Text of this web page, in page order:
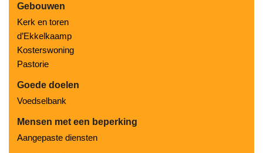
Gebouwen
Kerk en toren
d’Ekkelkaamp
Kosterswoning
Pastorie
Goede doelen
Voedselbank
Mensen met een beperking
Aangepaste diensten